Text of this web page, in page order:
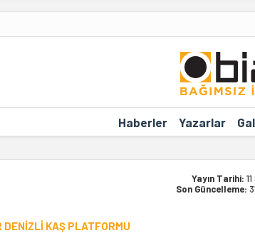
Haberler Yazarlar
Yayın Tarihi:
Son Güncelleme:
KAŞ PLATFORMU